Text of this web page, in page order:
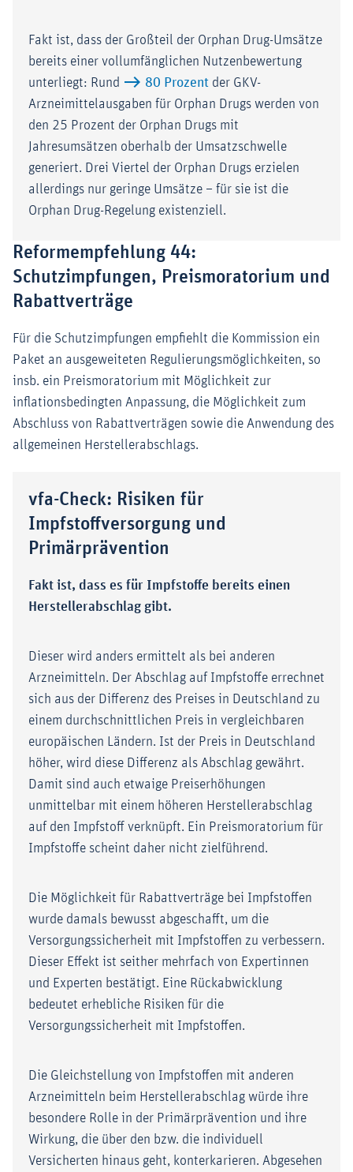
Fakt ist, dass der Großteil der Orphan Drug-Umsätze
bereits einer vollumfänglichen Nutzenbewertung
unterliegt: Rund
80 Prozent der GKV-
Arzneimittelausgaben für Orphan Drugs werden von
den 25 Prozent der Orphan Drugs mit
Jahresumsätzen oberhalb der Umsatzschwelle
generiert. Drei Viertel der Orphan Drugs erzielen
allerdings nur geringe Umsätze – für sie ist die
Orphan Drug-Regelung existenziell.
Reformempfehlung 44:
Schutzimpfungen, Preismoratorium und
Rabattverträge
Für die Schutzimpfungen empfiehlt die Kommission ein
Paket an ausgeweiteten Regulierungsmöglichkeiten, so
insb. ein Preismoratorium mit Möglichkeit zur
inflationsbedingten Anpassung, die Möglichkeit zum
Abschluss von Rabattverträgen sowie die Anwendung des
allgemeinen Herstellerabschlags.
vfa-Check: Risiken für
Impfstoffversorgung und
Primärprävention
Fakt ist, dass es für Impfstoffe bereits einen
Herstellerabschlag gibt.
Dieser wird anders ermittelt als bei anderen
Arzneimitteln. Der Abschlag auf Impfstoffe errechnet
sich aus der Differenz des Preises in Deutschland zu
einem durchschnittlichen Preis in vergleichbaren
europäischen Ländern. Ist der Preis in Deutschland
höher, wird diese Differenz als Abschlag gewährt.
Damit sind auch etwaige Preiserhöhungen
unmittelbar mit einem höheren Herstellerabschlag
auf den Impfstoff verknüpft. Ein Preismoratorium für
Impfstoffe scheint daher nicht zielführend.
Die Möglichkeit für Rabattverträge bei Impfstoffen
wurde damals bewusst abgeschafft, um die
Versorgungssicherheit mit Impfstoffen zu verbessern.
Dieser Effekt ist seither mehrfach von Expertinnen
und Experten bestätigt. Eine Rückabwicklung
bedeutet erhebliche Risiken für die
Versorgungssicherheit mit Impfstoffen.
Die Gleichstellung von Impfstoffen mit anderen
Arzneimitteln beim Herstellerabschlag würde ihre
besondere Rolle in der Primärprävention und ihre
Wirkung, die über den bzw. die individuell
Versicherten hinaus geht, konterkarieren. Abgesehen